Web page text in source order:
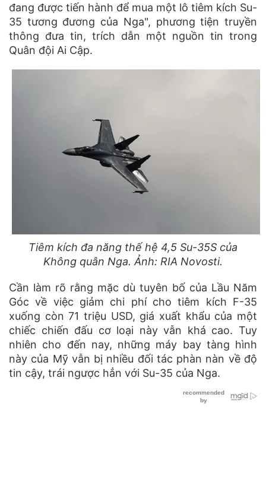
đang được tiến hành để mua một lô tiêm kích Su-
35 tương đương của Nga", phương tiện truyền
thông đưa tin, trích dẫn một nguồn tin trong
Quân đội Ai Cập.
Tiêm kích đa năng thế hệ 4,5 Su-35S của
Không quân Nga. Ảnh: RIA Novosti.
Cần làm rõ rằng mặc dù tuyên bố của Lầu Năm
Góc về việc giảm chi phí cho tiêm kích F-35
xuống còn 71 triệu USD, giá xuất khẩu của một
chiếc chiến đấu cơ loại này vẫn khá cao. Tuy
nhiên cho đến nay, những máy bay tàng hình
này của Mỹ vẫn bị nhiều đối tác phàn nàn về độ
tin cậy, trái ngược hẳn với Su-35 của Nga.